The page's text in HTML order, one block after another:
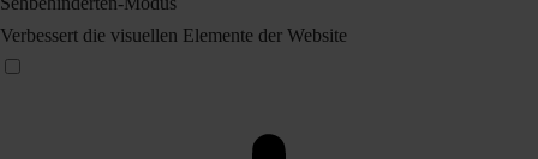
Verbessert die visuellen Elemente der Website